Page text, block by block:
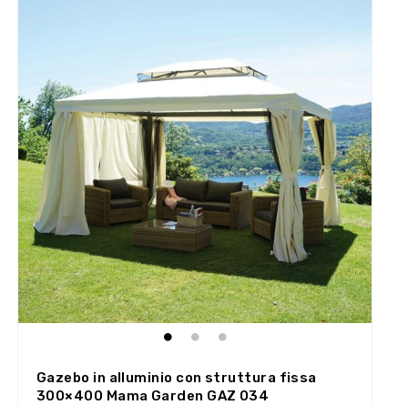
Gazebo in alluminio con struttura fissa
300×400 Mama Garden GAZ 034